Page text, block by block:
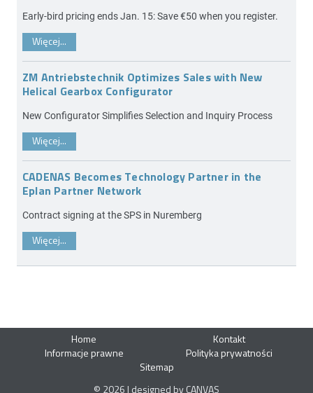
Early-bird pricing ends Jan. 15: Save €50 when you register.
Więcej...
ZM Antriebstechnik Optimizes Sales with New
Helical Gearbox Configurator
New Configurator Simplifies Selection and Inquiry Process
Więcej...
CADENAS Becomes Technology Partner in the
Eplan Partner Network
Contract signing at the SPS in Nuremberg
Więcej...
Home
Kontakt
Informacje prawne
Polityka prywatności
Sitemap
© 2026 | designed by CANVAS